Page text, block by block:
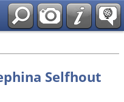
Selfhout